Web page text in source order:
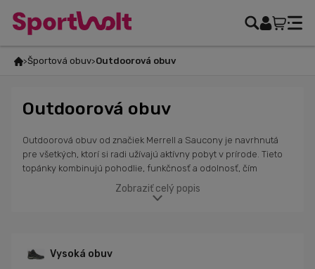
Športová obuv Outdoorová obuv
Outdoorová obuv
Outdoorová obuv od značiek Merrell a Saucony je navrhnutá
pre všetkých, ktorí si radi užívajú aktívny pobyt v prírode. Tieto
topánky kombinujú pohodlie, funkčnosť a odolnosť, čím
zabezpečujú spoľahlivú ochranu a komfort pri každom kroku. Či
už ide o turistiku, výlety do hôr alebo iné outdoorové aktivity,
ktoré uspokoja potreby aj tých najnáročnejších outdoorových
Zobraziť celý popis
Vysoká obuv